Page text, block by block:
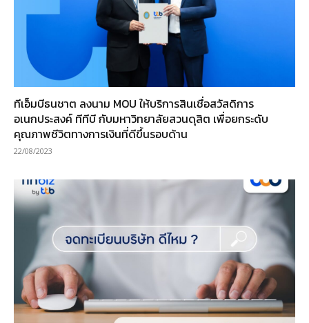
ทีเอ็มบีธนชาต ลงนาม MOU ให้บริการสินเชื่อสวัสดิการ
อเนกประสงค์ ทีทีบี กับมหาวิทยาลัยสวนดุสิต เพื่อยกระดับ
คุณภาพชีวิตทางการเงินที่ดีขึ้นรอบด้าน
22/08/2023